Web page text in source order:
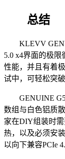
总结
KLEVV
5.0 x4界面的极限
性能，并且有着
试中，可轻松突
GENUINE
数组与白色铝质
家在DIY组装时
热，以及必须安
以向下兼容PCIe